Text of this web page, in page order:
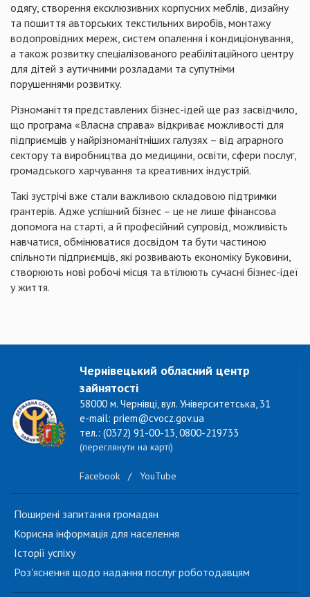
одягу, створення ексклюзивних корпусних меблів, дизайну
та пошиття авторських текстильних виробів, монтажу
водопровідних мереж, систем опалення і кондиціонування,
а також розвитку спеціалізованого реабілітаційного центру
для дітей з аутичними розладами та супутніми
порушеннями розвитку.
Різноманіття представлених бізнес-ідей ще раз засвідчило,
що програма «Власна справа» відкриває можливості для
підприємців у найрізноманітніших галузях – від аграрного
сектору та виробництва до медицини, освіти, сфери послуг,
громадського харчування та креативних індустрій.
Такі зустрічі вже стали важливою складовою підтримки
грантерів. Адже успішний бізнес – це не лише фінансова
допомога на старті, а й професійний супровід, можливість
навчатися, обмінюватися досвідом та бути частиною
спільноти підприємців, які розвивають економіку Буковини,
створюють нові робочі місця та втілюють сучасні бізнес-ідеї
у життя.
Чернівецький обласний центр
зайнятості
58000 м. Чернівці, вул. Університетська, 31
e-mail: priem@cvocz.gov.ua
тел.: (0372) 91-00-13, 0800-219733
(переглянути на карті)
Facebook / YouTube
Поширені запитання громадян
Корисна інформація для населення
Історії успіху
Роз'яснення щодо надання послуг роботодавцям